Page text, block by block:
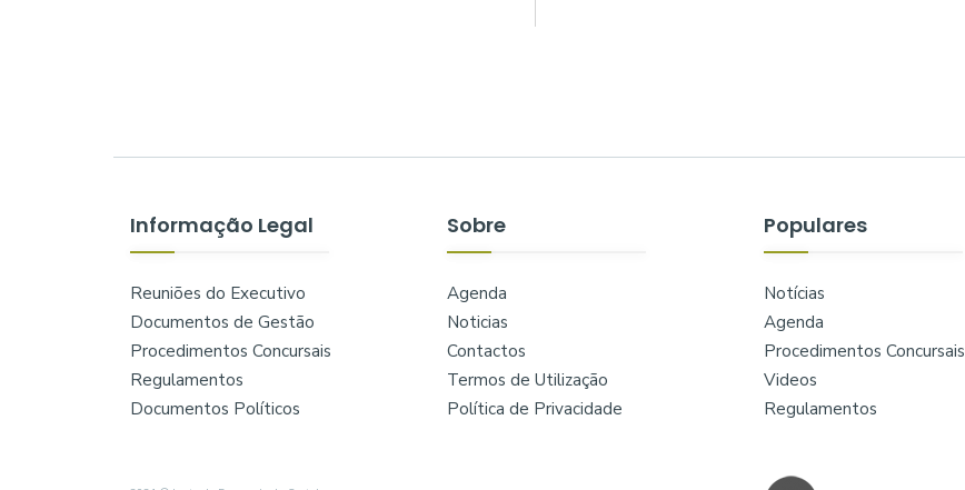
Informação Legal
Reuniões do Executivo
Documentos de Gestão
Procedimentos Concursais
Regulamentos
Documentos Políticos
Sobre
Agenda
Noticias
Contactos
Termos de Utilização
Política de Privacidade
Populares
Notícias
Agenda
Procedimentos Concursais
Videos
Regulamentos